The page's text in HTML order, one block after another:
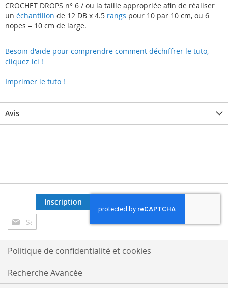
CROCHET DROPS n° 6 / ou la taille appropriée afin de réaliser
un échantillon de 12 DB x 4.5 rangs pour 10 par 10 cm, ou 6
nopes = 10 cm de large.
Besoin d'aide pour comprendre comment déchiffrer le tuto,
cliquez ici !
Imprimer le tuto !
Avis
Inscription
à
notre
lettre
d’information
:
Inscription
Politique de confidentialité et cookies
Recherche Avancée